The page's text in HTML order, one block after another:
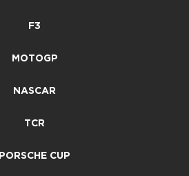
F3
MOTOGP
NASCAR
TCR
PORSCHE CUP